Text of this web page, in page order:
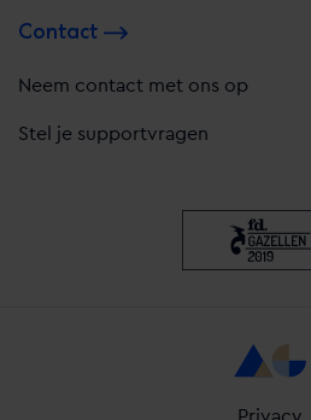
Contact
Neem contact met ons op
Stel je supportvragen